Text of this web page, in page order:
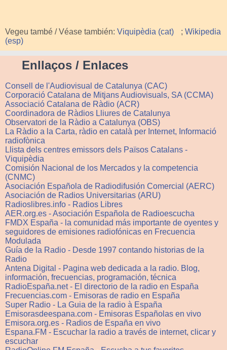
Vegeu també / Véase también: Viquipèdia (cat) ; Wikipedia
(esp)
Enllaços / Enlaces
Consell de l'Audiovisual de Catalunya (CAC)
Corporació Catalana de Mitjans Audiovisuals, SA (CCMA)
Associació Catalana de Ràdio (ACR)
Coordinadora de Ràdios Lliures de Catalunya
Observatori de la Ràdio a Catalunya (OBS)
La Ràdio a la Carta, ràdio en català per Internet, Informació
radiofònica
Llista dels centres emissors dels Països Catalans -
Viquipèdia
Comisión Nacional de los Mercados y la competencia
(CNMC)
Asociación Española de Radiodifusión Comercial (AERC)
Asociación de Radios Universitarias (ARU)
Radioslibres.info - Radios Libres
AER.org.es - Asociación Española de Radioescucha
FMDX España - la comunidad más importante de oyentes y
seguidores de emisiones radiofónicas en Frecuencia
Modulada
Guía de la Radio - Desde 1997 contando historias de la
Radio
Antena Digital - Pagina web dedicada a la radio. Blog,
información, frecuencias, programación, técnica
RadioEspaña.net - El directorio de la radio en España
Frecuencias.com - Emisoras de radio en España
Super Radio - La Guia de la radio à España
Emisorasdeespana.com - Emisoras Españolas en vivo
Emisora.org.es - Radios de España en vivo
Espana.FM - Escuchar la radio a través de internet, clicar y
escuchar